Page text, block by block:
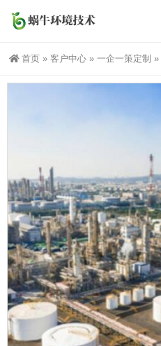
首页 » 客户中心 » 一企一策定制 »